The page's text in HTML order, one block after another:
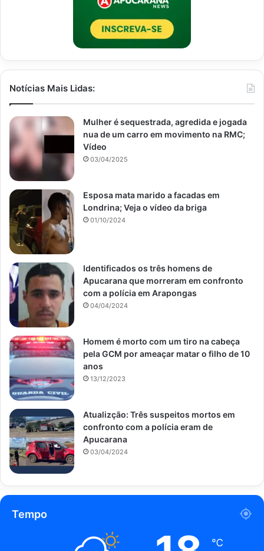
Notícias Mais Lidas:
Mulher é sequestrada, agredida e jogada
nua de um carro em movimento na RMC;
Vídeo
03/04/2025
Esposa mata marido a facadas em
Londrina; Veja o vídeo da briga
01/10/2024
Identificados os três homens de
Apucarana que morreram em confronto
com a polícia em Arapongas
04/04/2024
Homem é morto com um tiro na cabeça
pela GCM por ameaçar matar o filho de 10
anos
13/12/2023
Atualizção: Três suspeitos mortos em
confronto com a polícia eram de
Apucarana
03/04/2024
Tempo
℃